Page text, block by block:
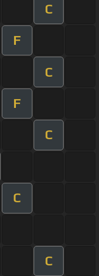
C
F
C
F
C
C
C